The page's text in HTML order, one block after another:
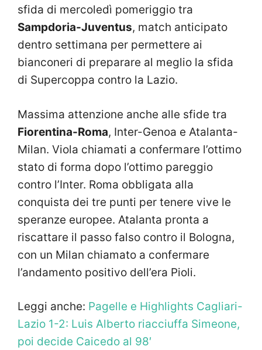
sfida di mercoledì pomeriggio tra
Sampdoria-Juventus, match anticipato
dentro settimana per permettere ai
bianconeri di preparare al meglio la sfida
di Supercoppa contro la Lazio.
Massima attenzione anche alle sfide tra
Fiorentina-Roma, Inter-Genoa e Atalanta-
Milan. Viola chiamati a confermare l’ottimo
stato di forma dopo l’ottimo pareggio
contro l’Inter. Roma obbligata alla
conquista dei tre punti per tenere vive le
speranze europee. Atalanta pronta a
riscattare il passo falso contro il Bologna,
con un Milan chiamato a confermare
l’andamento positivo dell’era Pioli.
Leggi anche: Pagelle e Highlights Cagliari-
Lazio 1-2: Luis Alberto riacciuffa Simeone,
poi decide Caicedo al 98′